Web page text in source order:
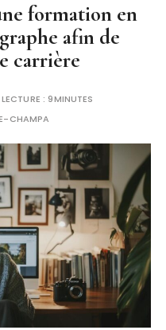
formation en
afin de
carrière
: 9MINUTES
CHAMPA